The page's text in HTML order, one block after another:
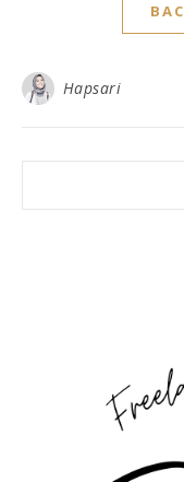
Hapsari